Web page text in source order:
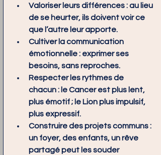
Valoriser leurs différences : au lieu
de se heurter, ils doivent voir ce
que l’autre leur apporte.
Cultiver la communication
émotionnelle : exprimer ses
besoins, sans reproches.
Respecter les rythmes de
chacun : le Cancer est plus lent,
plus émotif ; le Lion plus impulsif,
plus expressif.
Construire des projets communs :
un foyer, des enfants, un rêve
partagé peut les souder